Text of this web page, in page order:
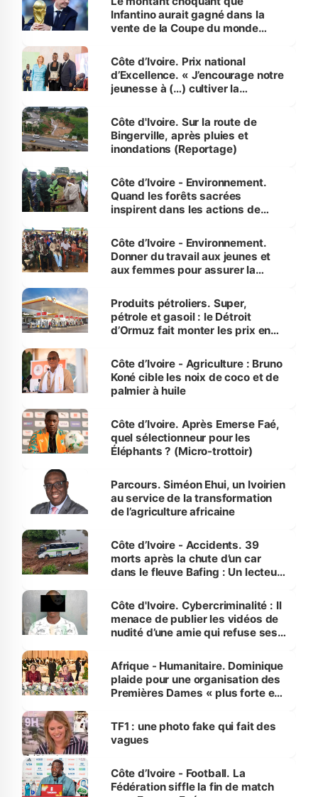
Infantino aurait gagné dans la
vente de la Coupe du monde
Côte d’Ivoire. Prix national
d’Excellence. « J’encourage notre
jeunesse à (…) cultiver la
(Alassane Ouattara
Côte d'Ivoire. Sur la route de
Bingerville, après pluies et
inondations (Reportage)
Côte d’Ivoire - Environnement.
Quand les forêts sacrées
inspirent dans les actions de
Côte d’Ivoire - Environnement.
Donner du travail aux jeunes et
aux femmes pour assurer la
menacées
Produits pétroliers. Super,
pétrole et gasoil : le Détroit
d’Ormuz fait monter les prix en
Côte d’Ivoire - Agriculture : Bruno
Koné cible les noix de coco et de
palmier à huile
Côte d’Ivoire. Après Emerse Faé,
quel sélectionneur pour les
Éléphants ? (Micro-trottoir)
Parcours. Siméon Ehui, un Ivoirien
au service de la transformation
de l’agriculture africaine
Côte d’Ivoire - Accidents. 39
morts après la chute d’un car
dans le fleuve Bafing : Un lecteur
des Transports
Côte d'Ivoire. Cybercriminalité : Il
menace de publier les vidéos de
nudité d’une amie qui refuse ses
Afrique - Humanitaire. Dominique
plaide pour une organisation des
Premières Dames « plus forte et
sur la scène internationale »
TF1 : une photo fake qui fait des
vagues
Côte d’Ivoire - Football. La
Fédération siffle la fin de match